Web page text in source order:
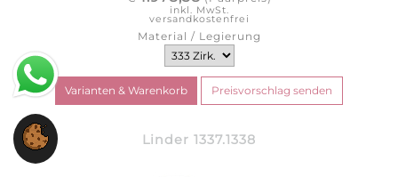
inkl. MwSt.
versandkostenfrei
Material / Legierung
Linder 1337.1338